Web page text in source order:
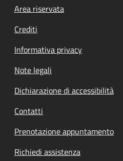
Footer menu
Area riservata
Crediti
Informativa privacy
Note legali
Dichiarazione di accessibilità
Contatti
Prenotazione appuntamento
Richiedi assistenza